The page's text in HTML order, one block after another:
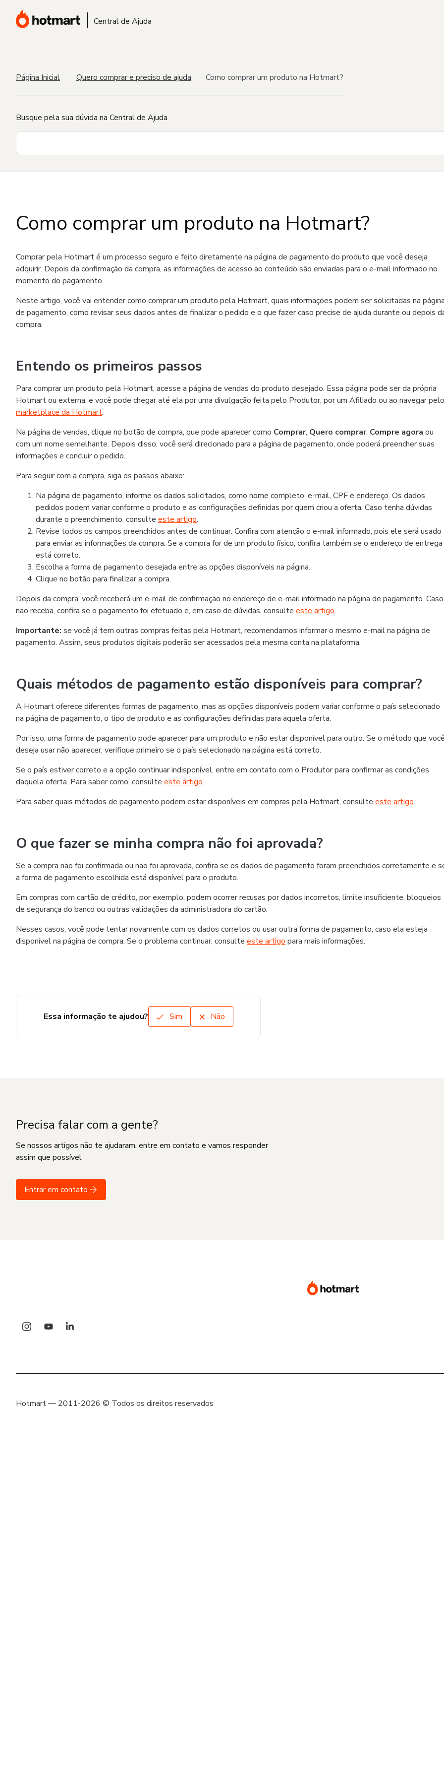
Central de Ajuda
Página Inicial Quero comprar e preciso de ajuda Como comprar um produto na Hotmart?
Busque pela sua dúvida na Central de Ajuda
Como comprar um produto na Hotmart?
Comprar pela Hotmart é um processo seguro e feito diretamente na página de pagamento do produto que você deseja
adquirir. Depois da confirmação da compra, as informações de acesso ao conteúdo são enviadas para o e-mail informado no
momento do pagamento.
Neste artigo, você vai entender como comprar um produto pela Hotmart, quais informações podem ser solicitadas na
de pagamento, como revisar seus dados antes de finalizar o pedido e o que fazer caso precise de ajuda durante ou depois
compra.
Entendo os primeiros passos
Para comprar um produto pela Hotmart, acesse a página de vendas do produto desejado. Essa página pode ser da própria
Hotmart ou externa, e você pode chegar até ela por uma divulgação feita pelo Produtor, por um Afiliado ou ao navegar pelo
marketplace da Hotmart.
Na página de vendas, clique no botão de compra, que pode aparecer como Comprar, Quero comprar, Compre agora ou
com um nome semelhante. Depois disso, você será direcionado para a página de pagamento, onde poderá preencher suas
informações e concluir o pedido.
Para seguir com a compra, siga os passos abaixo:
Na página de pagamento, informe os dados solicitados, como nome completo, e-mail, CPF e endereço. Os dados
pedidos podem variar conforme o produto e as configurações definidas por quem criou a oferta. Caso tenha dúvidas
durante o preenchimento, consulte este artigo.
Revise todos os campos preenchidos antes de continuar. Confira com atenção o e-mail informado, pois ele será usado
para enviar as informações da compra. Se a compra for de um produto físico, confira também se o endereço de entrega
está correto.
Escolha a forma de pagamento desejada entre as opções disponíveis na página.
Clique no botão para finalizar a compra.
Depois da compra, você receberá um e-mail de confirmação no endereço de e-mail informado na página de pagamento. Caso
não receba, confira se o pagamento foi efetuado e, em caso de dúvidas, consulte este artigo.
Importante: se você já tem outras compras feitas pela Hotmart, recomendamos informar o mesmo e-mail na página de
pagamento. Assim, seus produtos digitais poderão ser acessados pela mesma conta na plataforma.
Quais métodos de pagamento estão disponíveis para comprar?
A Hotmart oferece diferentes formas de pagamento, mas as opções disponíveis podem variar conforme o país selecionado
na página de pagamento, o tipo de produto e as configurações definidas para aquela oferta.
Por isso, uma forma de pagamento pode aparecer para um produto e não estar disponível para outro. Se o método que
deseja usar não aparecer, verifique primeiro se o país selecionado na página está correto.
Se o país estiver correto e a opção continuar indisponível, entre em contato com o Produtor para confirmar as condições
daquela oferta. Para saber como, consulte este artigo.
Para saber quais métodos de pagamento podem estar disponíveis em compras pela Hotmart, consulte este artigo.
O que fazer se minha compra não foi aprovada?
Se a compra não foi confirmada ou não foi aprovada, confira se os dados de pagamento foram preenchidos corretamente e
a forma de pagamento escolhida está disponível para o produto.
Em compras com cartão de crédito, por exemplo, podem ocorrer recusas por dados incorretos, limite insuficiente, bloqueios
de segurança do banco ou outras validações da administradora do cartão.
Nesses casos, você pode tentar novamente com os dados corretos ou usar outra forma de pagamento, caso ela esteja
disponível na página de compra. Se o problema continuar, consulte este artigo para mais informações.
Essa informação te ajudou? Sim Não
Precisa falar com a gente?
Se nossos artigos não te ajudaram, entre em contato e vamos responder
assim que possível
Entrar em contato
Hotmart — 2011-2026 © Todos os direitos reservados